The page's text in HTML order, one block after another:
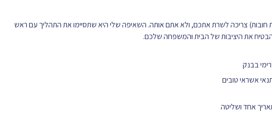
חובות) צריכה לשרת אתכם, ולא אתם אותה. השאיפה שלי היא שתסיימו את התהליך עם ראש
את היציבות של הבית והמשפחה שלכם.
בבנק
אשראי טובים
אחד ושליטה